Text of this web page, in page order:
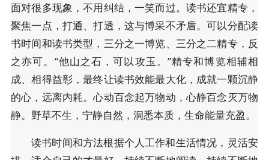
面对很多现象，不用纠结，一笑而过。读书还宜精专，
聚焦一点，打通、打透，这与博采不矛盾。可以分配读
书时间和读书类型，三分之一博览、三分之二精专，反
之亦可。“他山之石，可以攻玉。”精专和博览相辅相
成、相得益彰，最终让读书效能最大化，成就一颗沉静
的心，远离内耗。心动百念起万物动，心静百念灭万物
静。野草不生，宁静自然，洞悉本质，生命能量充盈。
读书时间和方法根据个人工作和生活情况，灵活安